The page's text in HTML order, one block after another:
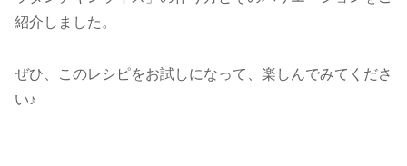
紹介しました。
ぜひ、このレシピをお試しになって、楽しんでみてくださ
い♪